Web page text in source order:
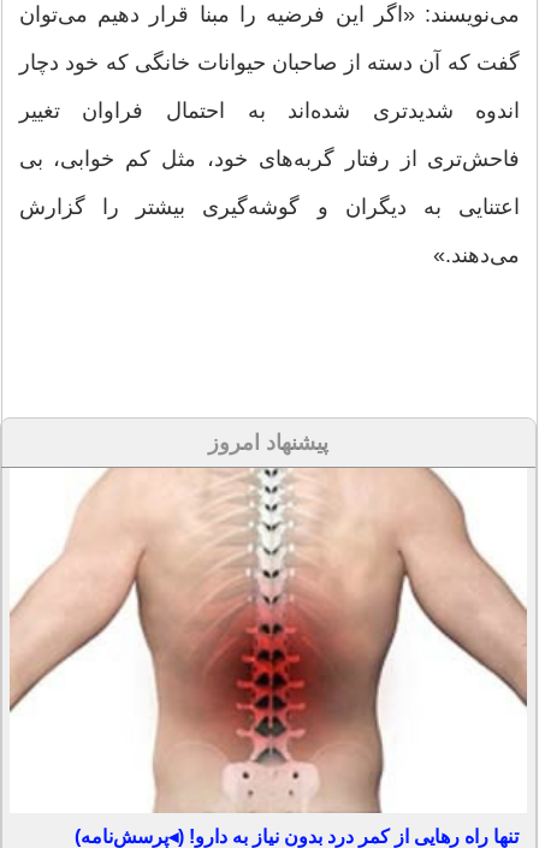
می‌نویسند: «اگر این فرضیه را مبنا قرار دهیم می‌توان
گفت که آن دسته از صاحبان حیوانات خانگی که خود دچار
اندوه شدیدتری شده‌اند به احتمال فراوان تغییر
فاحش‌تری از رفتار گربه‌های خود، مثل کم خوابی، بی
اعتنایی به دیگران و گوشه‌گیری بیشتر را گزارش
می‌دهند.»
پیشنهاد امروز
تنها راه رهایی از کمر درد بدون نیاز به دارو! (◂پرسش‌نامه)